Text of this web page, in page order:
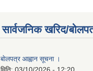
सार्वजनिक खरिद/
बाेलपत्र आह्वान सूचना ।